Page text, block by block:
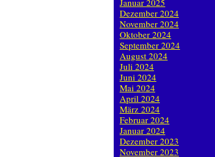
Januar 2025
Dezember 2024
November 2024
Oktober 2024
September 2024
August 2024
Juli 2024
Juni 2024
Mai 2024
April 2024
März 2024
Februar 2024
Januar 2024
Dezember 2023
November 2023